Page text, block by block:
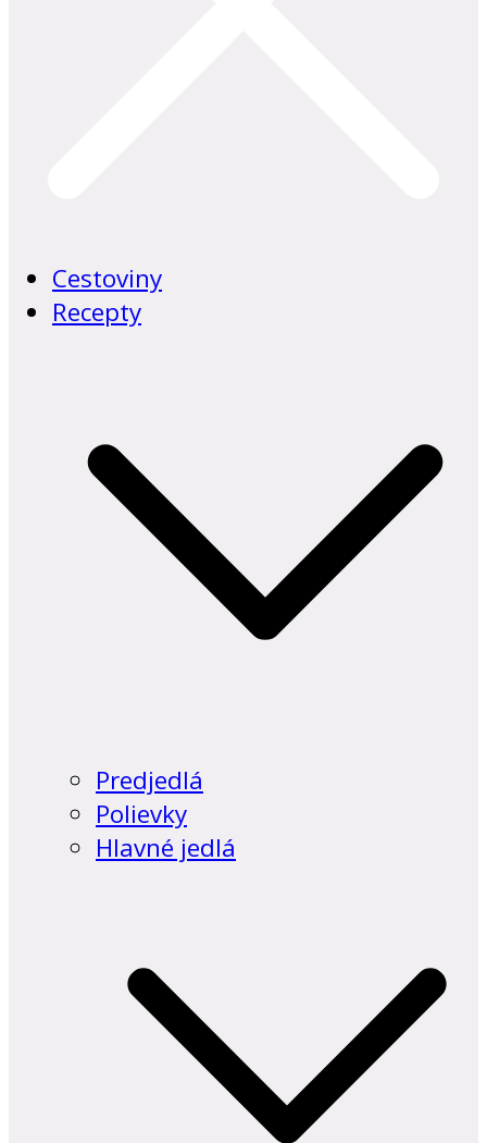
Cestoviny
Recepty
Predjedlá
Polievky
Hlavné jedlá